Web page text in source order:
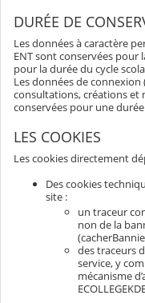
DURÉE DE
Les données à caractère
ENT sont conservées pour
pour la durée du cycle
Les données de connexion
consultations, créations et
conservées pour une
LES COOKIES
Les cookies directement
Des cookies
site :
un traceur
non de la
des traceurs
service, y
mécanisme